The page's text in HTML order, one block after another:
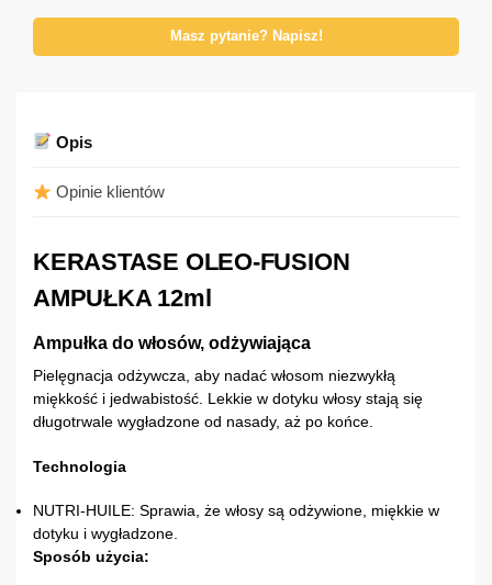
Masz pytanie? Napisz!
Opis
Opinie klientów
KERASTASE OLEO-FUSION
AMPUŁKA 12ml
Ampułka do włosów, odżywiająca
Pielęgnacja odżywcza, aby nadać włosom niezwykłą
miękkość i jedwabistość. Lekkie w dotyku włosy stają się
długotrwale wygładzone od nasady, aż po końce.
Technologia
NUTRI-HUILE: Sprawia, że włosy są odżywione, miękkie w
dotyku i wygładzone.
Sposób użycia: